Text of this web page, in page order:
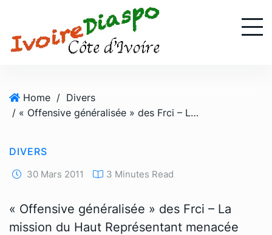
Home / Divers
/ « Offensive généralisée » des Frci – La mission du Haut Représentant menacée
DIVERS
30 Mars 2011 3 Minutes Read
« Offensive généralisée » des Frci – La
mission du Haut Représentant menacée